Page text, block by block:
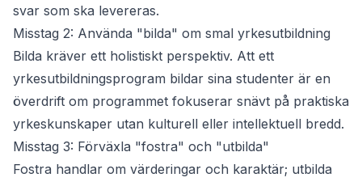
svar som ska levereras.
Misstag 2: Använda "bilda" om smal yrkesutbildning
Bilda kräver ett holistiskt perspektiv. Att ett
yrkesutbildningsprogram bildar sina studenter är en
överdrift om programmet fokuserar snävt på praktiska
yrkeskunskaper utan kulturell eller intellektuell bredd.
Misstag 3: Förväxla "fostra" och "utbilda"
Fostra handlar om värderingar och karaktär; utbilda